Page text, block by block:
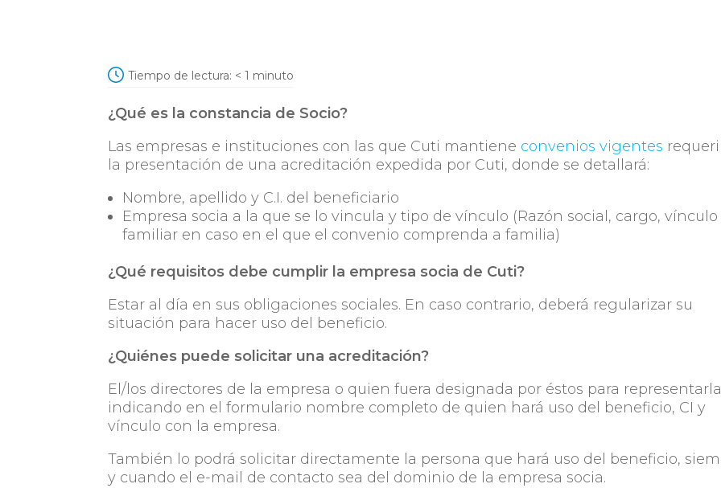
Tiempo de lectura: < 1 minuto
¿Qué es la constancia de Socio?
Las empresas e instituciones con las que Cuti mantiene convenios vigentes
la presentación de una acreditación expedida por Cuti, donde se detallará:
Nombre, apellido y C.I. del beneficiario
Empresa socia a la que se lo vincula y tipo de vínculo (Razón social, cargo, vínculo
familiar en caso en el que el convenio comprenda a familia)
¿Qué requisitos debe cumplir la empresa socia de Cuti?
Estar al día en sus obligaciones sociales. En caso contrario, deberá regularizar su
situación para hacer uso del beneficio.
¿Quiénes puede solicitar una acreditación?
El/los directores de la empresa o quien fuera designada por éstos para
indicando en el formulario nombre completo de quien hará uso del beneficio, CI y
vínculo con la empresa.
También lo podrá solicitar directamente la persona que hará uso del beneficio,
y cuando el e-mail de contacto sea del dominio de la empresa socia.